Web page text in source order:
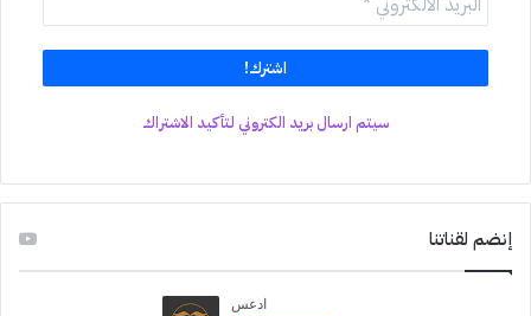
سيتم ارسال بريد الكتروني لتأكيد الاشتراك
إنضم لقناتنا